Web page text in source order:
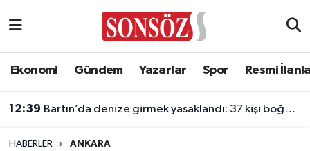
Ekonomi Gündem Yazarlar Spor Resmi
12:39 Bartın’da denize girmek yasaklandı: 37 kişi boğulmaktan kurtarıldı
HABERLER ANKARA
Asayiş
Ankara Nöbetçi Eczaneler